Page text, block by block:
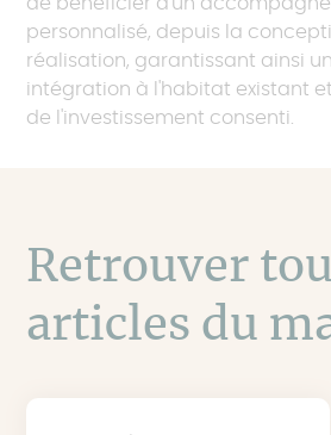
de bénéficier d'un
personnalisé, depuis la
réalisation, garantissant ainsi
intégration à l'habitat existant
de l'investissement consenti.
Retrouver
articles du